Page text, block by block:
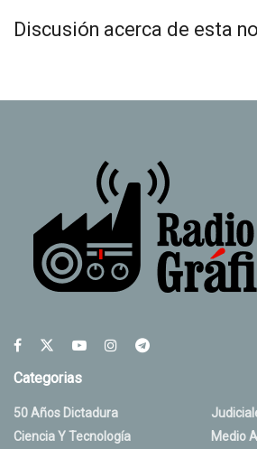
Discusión acerca de esta
Categorias
50 Años Dictadura
Ciencia Y Tecnología
Medio